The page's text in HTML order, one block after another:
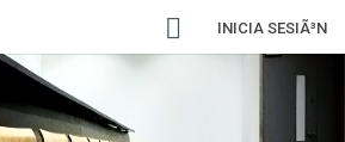
INICIA SESIÃ³N